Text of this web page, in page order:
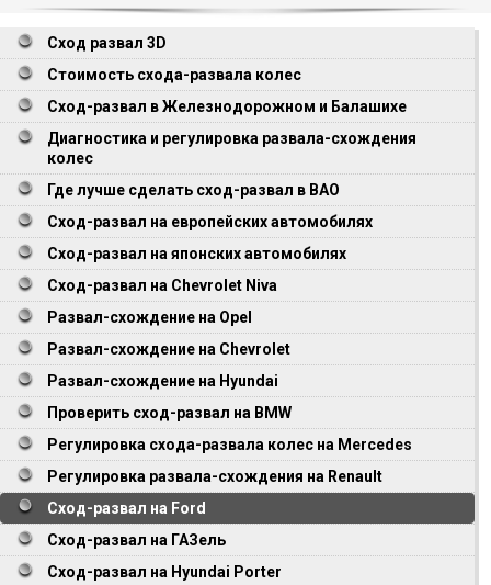
Сход развал 3D
Стоимость схода-развала колес
Сход-развал в Железнодорожном и Балашихе
Диагностика и регулировка развала-схождения
колес
Где лучше сделать сход-развал в ВАО
Сход-развал на европейских автомобилях
Сход-развал на японских автомобилях
Сход-развал на Chevrolet Niva
Развал-схождение на Opel
Развал-схождение на Chevrolet
Развал-схождение на Hyundai
Проверить сход-развал на BMW
Регулировка схода-развала колес на Mercedes
Регулировка развала-схождения на Renault
Сход-развал на Ford
Сход-развал на ГАЗель
Сход-развал на Hyundai Porter